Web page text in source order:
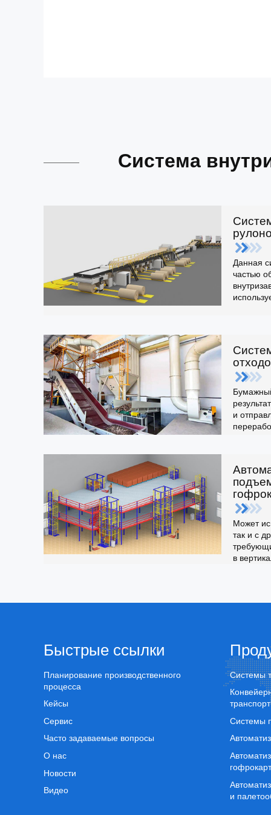
Система
Данная
частью
и
Может
так и с
в
Быстрые ссылки
Планирование производственного
процесса
Кейсы
Сервис
Часто задаваемые вопросы
О нас
Новости
Видео
Системы
Системы
и